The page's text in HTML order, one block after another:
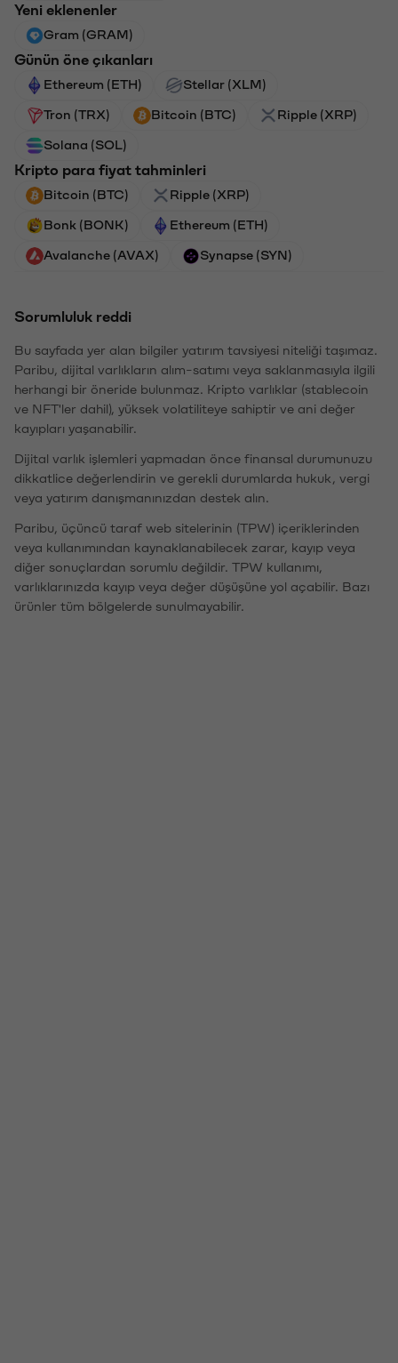
Yeni eklenenler
Gram (GRAM)
Günün öne çıkanları
Ethereum (ETH) Stellar (XLM)
Tron (TRX) Bitcoin (BTC) Ripple (XRP)
Solana (SOL)
Kripto para fiyat tahminleri
Bitcoin (BTC) Ripple (XRP)
Bonk (BONK) Ethereum (ETH)
Avalanche (AVAX) Synapse (SYN)
Sorumluluk reddi
Bu sayfada yer alan bilgiler yatırım tavsiyesi niteliği taşımaz.
Paribu, dijital varlıkların alım-satımı veya saklanmasıyla ilgili
herhangi bir öneride bulunmaz. Kripto varlıklar (stablecoin
ve NFT'ler dahil), yüksek volatiliteye sahiptir ve ani değer
kayıpları yaşanabilir.
Dijital varlık işlemleri yapmadan önce finansal durumunuzu
dikkatlice değerlendirin ve gerekli durumlarda hukuk, vergi
veya yatırım danışmanınızdan destek alın.
Paribu, üçüncü taraf web sitelerinin (TPW) içeriklerinden
veya kullanımından kaynaklanabilecek zarar, kayıp veya
diğer sonuçlardan sorumlu değildir. TPW kullanımı,
varlıklarınızda kayıp veya değer düşüşüne yol açabilir. Bazı
ürünler tüm bölgelerde sunulmayabilir.